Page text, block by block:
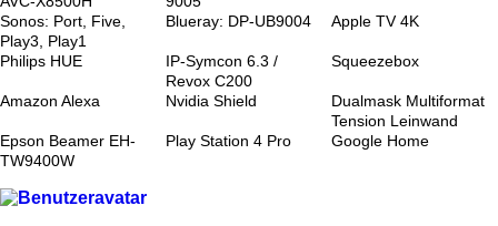
Sonos: Port, Five,
Play3, Play1
Blueray: DP-UB9004 Apple TV 4K
Philips HUE
IP-Symcon 6.3 /
Revox C200
Squeezebox
Amazon Alexa Nvidia Shield
Dualmask Multiformat
Tension Leinwand
Epson Beamer EH-
TW9400W
Play Station 4 Pro Google Home